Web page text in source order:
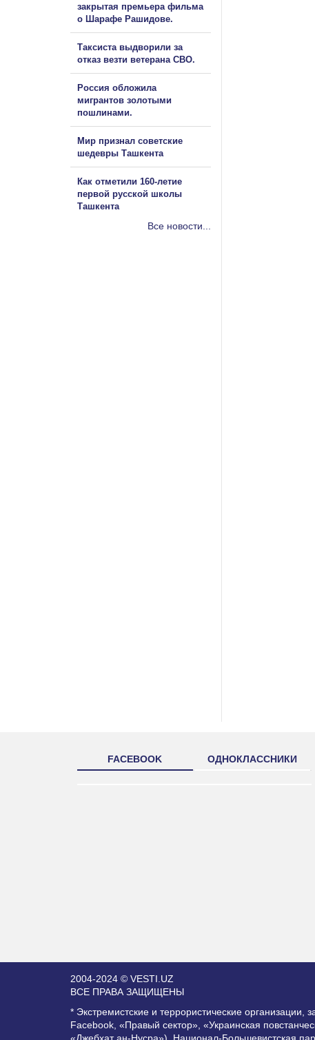
закрытая премьера фильма
о Шарафе Рашидове.
Таксиста выдворили за
отказ везти ветерана СВО.
Россия обложила
мигрантов золотыми
пошлинами.
Мир признал советские
шедевры Ташкента
Как отметили 160-летие
первой русской школы
Ташкента
Все новости...
FACEBOOK ОДНОКЛАССНИКИ
2004-2024 © VESTI.UZ
ВСЕ ПРАВА ЗАЩИЩЕНЫ
* Экстремистские и террористические
Facebook, «Правый сектор», «Украинская
«Джебхат ан-Нусра»), Национал-Большевистская